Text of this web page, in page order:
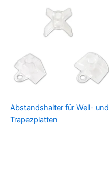
Abstandshalter für Well- und
Trapezplatten